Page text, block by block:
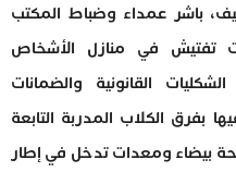
باشر عمداء وضباط المكتب
تفتيش في منازل الأشخاص
القانونية والضمانات
بفرق الكلاب المدربة التابعة
بيضاء ومعدات تدخل في إطار